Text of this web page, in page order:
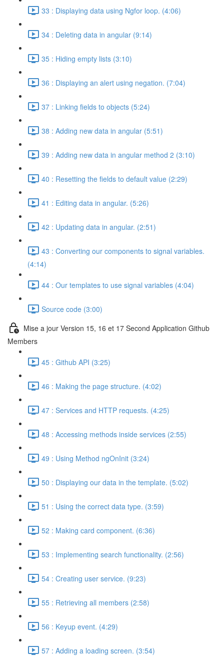
33 : Displaying data using Ngfor loop. (4:06)
34 : Deleting data in angular (9:14)
35 : Hiding empty lists (3:10)
36 : Displaying an alert using negation. (7:04)
37 : Linking fields to objects (5:24)
38 : Adding new data in angular (5:51)
39 : Adding new data in angular method 2 (3:10)
40 : Resetting the fields to default value (2:29)
41 : Editing data in angular. (5:26)
42 : Updating data in angular. (2:51)
43 : Converting our components to signal variables.
(4:14)
44 : Our templates to use signal variables (4:04)
Source code (3:00)
Mise a jour Version 15, 16 et 17 Second Application Github
Members
45 : Github API (3:25)
46 : Making the page structure. (4:02)
47 : Services and HTTP requests. (4:25)
48 : Accessing methods inside services (2:55)
49 : Using Method ngOnInit (3:24)
50 : Displaying our data in the template. (5:02)
51 : Using the correct data type. (3:59)
52 : Making card component. (6:36)
53 : Implementing search functionality. (2:56)
54 : Creating user service. (9:23)
55 : Retrieving all members (2:58)
56 : Keyup event. (4:29)
57 : Adding a loading screen. (3:54)